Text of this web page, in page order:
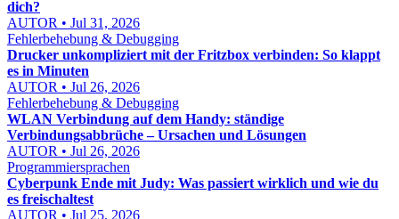
dich?
AUTOR • Jul 31, 2026
Fehlerbehebung & Debugging
Drucker unkompliziert mit der Fritzbox verbinden: So klappt
es in Minuten
AUTOR • Jul 26, 2026
Fehlerbehebung & Debugging
WLAN Verbindung auf dem Handy: ständige
Verbindungsabbrüche – Ursachen und Lösungen
AUTOR • Jul 26, 2026
Programmiersprachen
Cyberpunk Ende mit Judy: Was passiert wirklich und wie du
es freischaltest
AUTOR • Jul 25, 2026